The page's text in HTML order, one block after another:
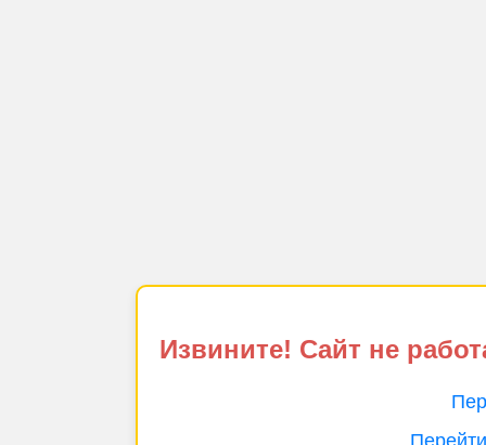
Извините! Сайт не